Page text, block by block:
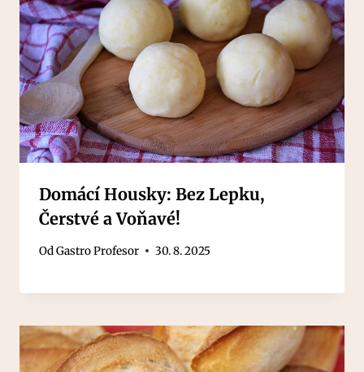
Domácí Housky: Bez Lepku,
Čerstvé a Voňavé!
OdGastro Profesor 30. 8. 2025